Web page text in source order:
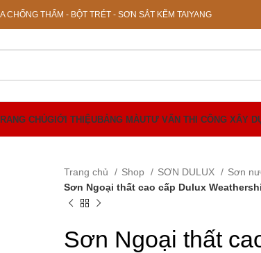
THẤM - BỘT TRÉT - SƠN SẮT KẼM TAIYANG
CHỦGIỚI THIỆUBẢNG MÀUTƯ VẤN THI CÔNG XÂY
Trang chủ Shop SƠN DULUX
Sơn
Sơn Ngoại thất cao cấp Dulux
Sơn Ngoại thất